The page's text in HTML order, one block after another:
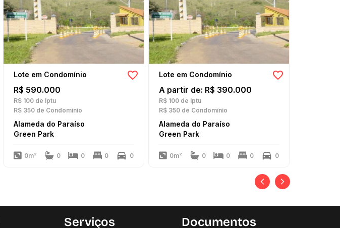
Lote em Condomínio
R$ 590.000
R$ 100 de Iptu
R$ 350 de Condomínio
Alameda do Paraíso
Green Park
0m² 0 0 0 0
Lote em Condomínio
A partir de: R$ 390.000
R$ 100 de Iptu
R$ 350 de Condomínio
Alameda do Paraíso
Green Park
0m² 0 0 0 0
Serviços Documentos